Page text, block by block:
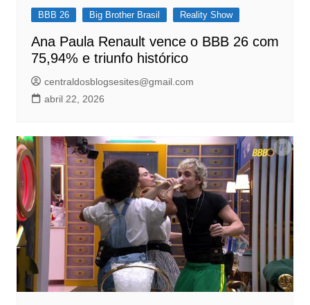
BBB 26 Big Brother Brasil Reality Show
Ana Paula Renault vence o BBB 26 com
75,94% e triunfo histórico
centraldosblogsesites@gmail.com
abril 22, 2026